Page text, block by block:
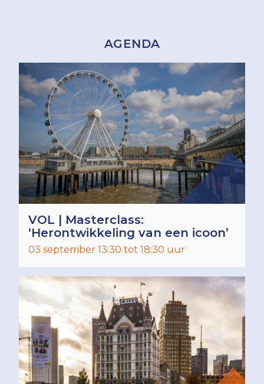
AGENDA
VOL | Masterclass:
‘Herontwikkeling van een icoon’
03 september 13:30 tot 18:30 uur